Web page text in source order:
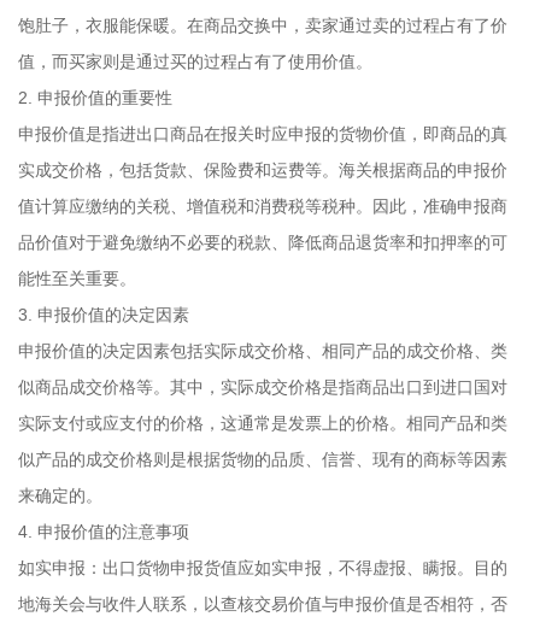
饱肚子，衣服能保暖。在商品交换中，卖家通过卖的过程占有了价
值，而买家则是通过买的过程占有了使用价值。
2. 申报价值的重要性
申报价值是指进出口商品在报关时应申报的货物价值，即商品的真
实成交价格，包括货款、保险费和运费等。海关根据商品的申报价
值计算应缴纳的关税、增值税和消费税等税种。因此，准确申报商
品价值对于避免缴纳不必要的税款、降低商品退货率和扣押率的可
能性至关重要。
3. 申报价值的决定因素
申报价值的决定因素包括实际成交价格、相同产品的成交价格、类
似商品成交价格等。其中，实际成交价格是指商品出口到进口国对
实际支付或应支付的价格，这通常是发票上的价格。相同产品和类
似产品的成交价格则是根据货物的品质、信誉、现有的商标等因素
来确定的。
4. 申报价值的注意事项
如实申报：出口货物申报货值应如实申报，不得虚报、瞒报。目的
地海关会与收件人联系，以查核交易价值与申报价值是否相符，否